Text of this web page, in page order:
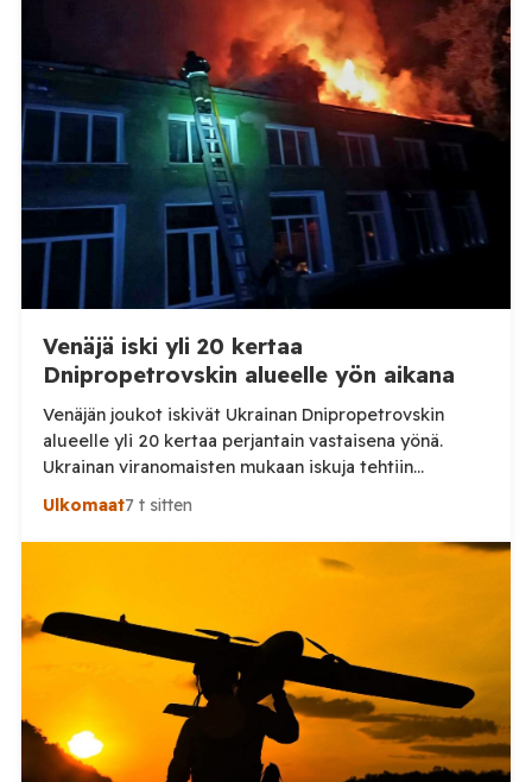
Venäjä iski yli 20 kertaa
Dnipropetrovskin alueelle yön aikana
Venäjän joukot iskivät Ukrainan Dnipropetrovskin
alueelle yli 20 kertaa perjantain vastaisena yönä.
Ukrainan viranomaisten mukaan iskuja tehtiin
drooneilla ja tykistöllä viidelle eri alueelle.
alueellisen sotilashallinnon johtaja Oleksandr Hanzha
kertoi perjantaiaamuna 7. elokuuta julkaisemassaan
hyökkäsivät yön aikana yli 20 kertaa viidelle alueelle.
Nikopolin alueella iskuja kohdistui Nikopolin
kaupunkiin sekä […]
Ulkomaat7 t sitten